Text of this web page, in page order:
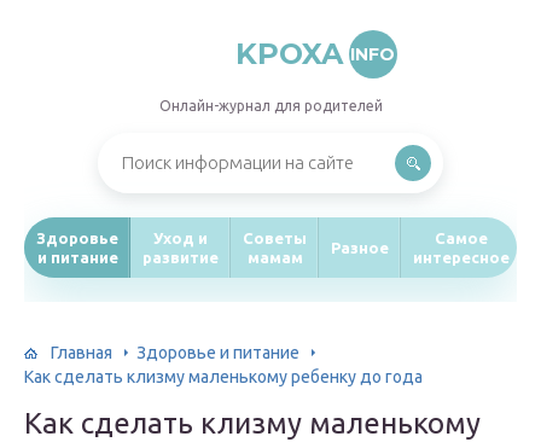
KPOXA INFO
Онлайн-журнал для родителей
Здоровье
и питание
Уход и
развитие
Советы
мамам
Разное
Самое
интересное
Главная
Здоровье и питание
Как сделать клизму маленькому ребенку до года
Как сделать клизму маленькому